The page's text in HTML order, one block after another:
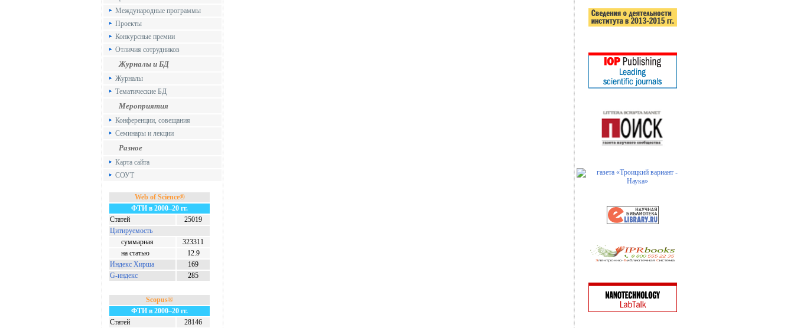
Международные программы
Проекты
Конкурсные премии
Отличия сотрудников
Журналы и БД
Журналы
Тематические БД
Мероприятия
Конференции, совещания
Семинары и лекции
Разное
Карта сайта
СОУТ
Web of Science®
ФТИ в 2000–20 гг.
Статей
25019
Цитируемость
суммарная
323311
на статью
12.9
Индекс Хирша
169
G-индекс
285
Scopus®
ФТИ в 2000–20 гг.
Статей
28146